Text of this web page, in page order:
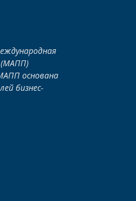
(МАПП)
основана
бизнес-